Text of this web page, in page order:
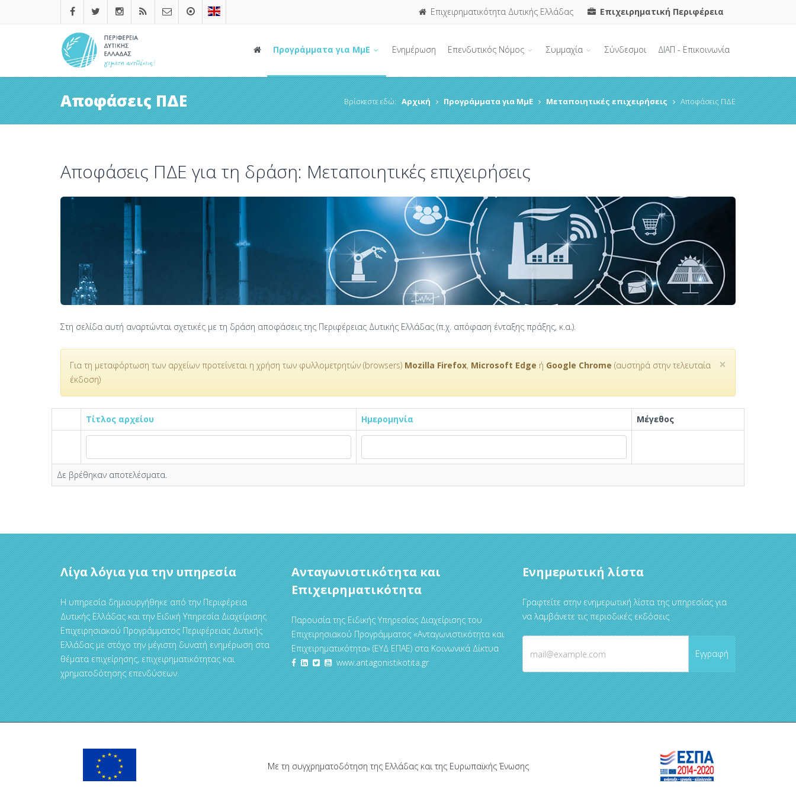
Επιχειρηματικότητα Δυτικής Ελλάδας Επιχειρηματική Περιφέρεια
Προγράμματα για ΜμΕ Ενημέρωση Επενδυτικός Νόμος Συμμαχία Σύνδεσμοι ΔΙΑΠ - Επικοινωνία
Αποφάσεις ΠΔΕ Βρίσκεστε εδώ: Αρχική Προγράμματα για ΜμΕ Μεταποιητικές επιχειρήσεις Αποφάσεις ΠΔΕ
Αποφάσεις ΠΔΕ για τη δράση: Μεταποιητικές επιχειρήσεις
Στη σελίδα αυτή αναρτώνται σχετικές με τη δράση αποφάσεις της Περιφέρειας Δυτικής Ελλάδας (π.χ. απόφαση ένταξης πράξης, κ.α.).
×
Για τη μεταφόρτωση των αρχείων προτείνεται η χρήση των φυλλομετρητών (browsers) Mozilla Firefox, Microsoft Edge ή Google Chrome (αυστηρά στην τελευταία
έκδοση)
Τίτλος αρχείου Ημερομηνία Μέγεθος
Δε βρέθηκαν αποτελέσματα.
Λίγα λόγια για την υπηρεσία
Η υπηρεσία δημιουργήθηκε από την Περιφέρεια
Δυτικής Ελλάδας και την Ειδική Υπηρεσία Διαχείρισης
Επιχειρησιακού Προγράμματος Περιφέρειας Δυτικής
Ελλάδας με στόχο την μέγιστη δυνατή ενημέρωση στα
θέματα επιχείρησης, επιχειρηματικότητας και
χρηματοδότησης επενδύσεων.
Ανταγωνιστικότητα και
Επιχειρηματικότητα
Παρουσία της Ειδικής Υπηρεσίας Διαχείρισης του
Επιχειρησιακού Προγράμματος «Ανταγωνιστικότητα και
Επιχειρηματικότητα» (ΕΥΔ ΕΠΑΕ) στα Κοινωνικά Δίκτυα
www.antagonistikotita.gr
Ενημερωτική λίστα
Γραφτείτε στην ενημερωτική λίστα της υπηρεσίας για
να λαμβάνετε τις περιοδικές εκδόσεις
Με τη συγχρηματοδότηση της Ελλάδας και της Ευρωπαϊκής Ένωσης